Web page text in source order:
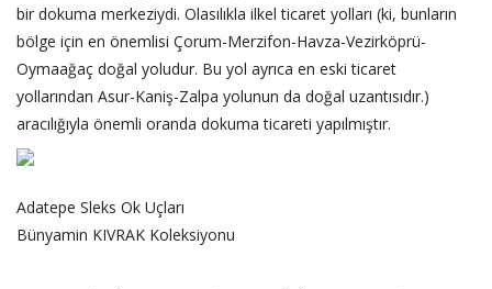
bir dokuma merkeziydi. Olasılıkla ilkel ticaret yolları (ki, bunların
bölge için en önemlisi Çorum-Merzifon-Havza-Vezirköprü-
Oymaağaç doğal yoludur. Bu yol ayrıca en eski ticaret
yollarından Asur-Kaniş-Zalpa yolunun da doğal uzantısıdır.)
aracılığıyla önemli oranda dokuma ticareti yapılmıştır.
Adatepe Sleks Ok Uçları
Bünyamin KIVRAK Koleksiyonu